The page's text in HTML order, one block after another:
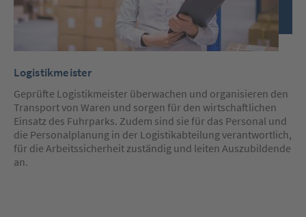
Logistikmeister
Geprüfte Logistikmeister überwachen und organisieren den
Transport von Waren und sorgen für den wirtschaftlichen
Einsatz des Fuhrparks. Zudem sind sie für das Personal und
die Personalplanung in der Logistikabteilung verantwortlich,
für die Arbeitssicherheit zuständig und leiten Auszubildende
an.